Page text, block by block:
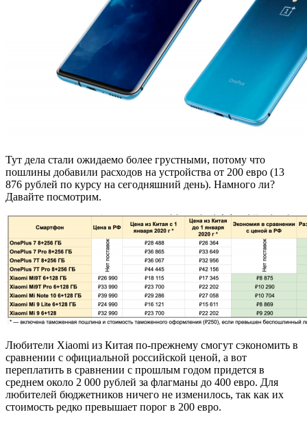
Тут дела стали ожидаемо более грустными, потому что
пошлины добавили расходов на устройства от 200 евро (13
876 рублей по курсу на сегодняшний день). Намного ли?
Давайте посмотрим.
Любители Xiaomi из Китая по-прежнему смогут сэкономить в
сравнении с официальной российской ценой, а вот
переплатить в сравнении с прошлым годом придется в
среднем около 2 000 рублей за флагманы до 400 евро. Для
любителей бюджетников ничего не изменилось, так как их
стоимость редко превышает порог в 200 евро.